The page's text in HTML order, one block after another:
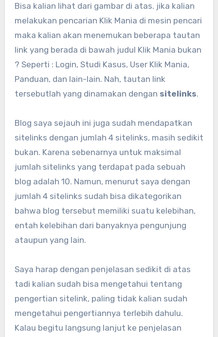
Bisa kalian lihat dari gambar di atas. jika kalian
melakukan pencarian Klik Mania di mesin pencari
maka kalian akan menemukan beberapa tautan
link yang berada di bawah judul Klik Mania bukan
? Seperti : Login, Studi Kasus, User Klik Mania,
Panduan, dan lain-lain. Nah, tautan link
tersebutlah yang dinamakan dengan sitelinks.
Blog saya sejauh ini juga sudah mendapatkan
sitelinks dengan jumlah 4 sitelinks, masih sedikit
bukan. Karena sebenarnya untuk maksimal
jumlah sitelinks yang terdapat pada sebuah
blog adalah 10. Namun, menurut saya dengan
jumlah 4 sitelinks sudah bisa dikategorikan
bahwa blog tersebut memiliki suatu kelebihan,
entah kelebihan dari banyaknya pengunjung
ataupun yang lain.
Saya harap dengan penjelasan sedikit di atas
tadi kalian sudah bisa mengetahui tentang
pengertian sitelink, paling tidak kalian sudah
mengetahui pengertiannya terlebih dahulu.
Kalau begitu langsung lanjut ke penjelasan